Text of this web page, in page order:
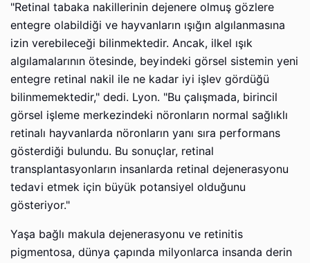
"Retinal tabaka nakillerinin dejenere olmuş gözlere
entegre olabildiği ve hayvanların ışığın algılanmasına
izin verebileceği bilinmektedir. Ancak, ilkel ışık
algılamalarının ötesinde, beyindeki görsel sistemin yeni
entegre retinal nakil ile ne kadar iyi işlev gördüğü
bilinmemektedir," dedi. Lyon. "Bu çalışmada, birincil
görsel işleme merkezindeki nöronların normal sağlıklı
retinalı hayvanlarda nöronların yanı sıra performans
gösterdiği bulundu. Bu sonuçlar, retinal
transplantasyonların insanlarda retinal dejenerasyonu
tedavi etmek için büyük potansiyel olduğunu
gösteriyor."
Yaşa bağlı makula dejenerasyonu ve retinitis
pigmentosa, dünya çapında milyonlarca insanda derin